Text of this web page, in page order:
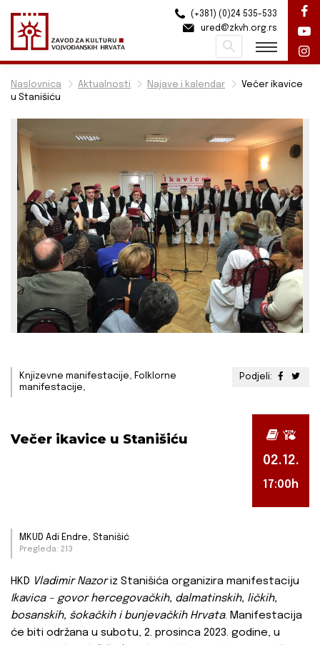
Naslovnica Aktualnosti Najave i kalendar
Večer ikavice
u Stanišiću
Podjeli:
Knjizevne manifestacije, Folklorne
manifestacije,
02.12.
17:00h
Večer ikavice u Stanišiću
MKUD Adi Endre, Stanišić
Pregleda: 213
HKD Vladimir Nazoriz Stanišića organizira manifestaciju
Ikavica – govor hercegovačkih, dalmatinskih, ličkih,
bosanskih, šokačkih i bunjevačkih Hrvata. Manifestacija
će biti održana u subotu, 2. prosinca 2023. godine, u
(+381) (0)24 535-533
ured@zkvh.org.rs
Pretraži